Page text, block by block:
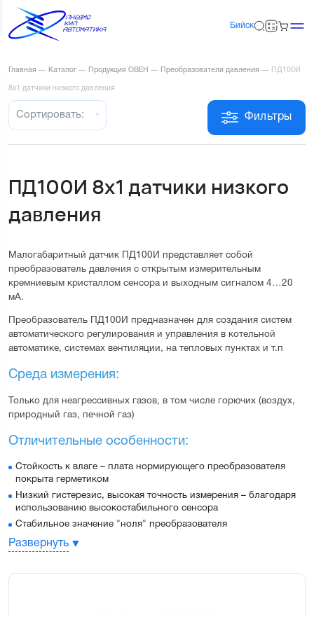
Бийск
Главная — Каталог — Продукция ОВЕН — Преобразователи давления — ПД100И
8х1 датчики низкого давления
Фильтры
Сортировать:
ПД100И 8х1 датчики низкого
давления
Малогабаритный датчик ПД100И представляет собой
преобразователь давления с открытым измерительным
кремниевым кристаллом сенсора и выходным сигналом 4…20
мА.
Преобразователь ПД100И предназначен для создания систем
автоматического регулирования и управления в котельной
автоматике, системах вентиляции, на тепловых пунктах и т.п
Среда измерения:
Только для неагрессивных газов, в том числе горючих (воздух,
природный газ, печной газ)
Отличительные особенности:
Стойкость к влаге – плата нормирующего преобразователя
покрыта герметиком
Низкий гистерезис, высокая точность измерения – благодаря
использованию высокостабильного сенсора
Стабильное значение "ноля" преобразователя
Датчик внесен в Государственный реестр средств измерения
Развернуть